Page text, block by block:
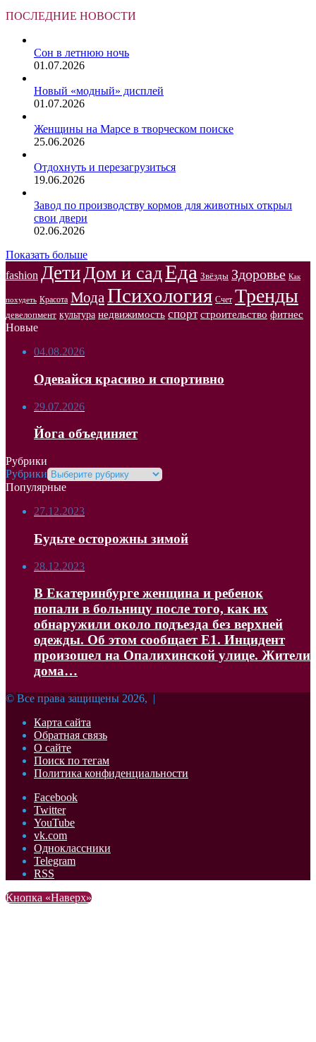
ПОСЛЕДНИЕ НОВОСТИ
Сон в летнюю ночь
01.07.2026
Новый «модный» дисплей
01.07.2026
Женщины на Марсе в творческом поиске
25.06.2026
Отдохнуть и перезагрузиться
19.06.2026
Завод по производству кормов для животных открыл
свои двери
02.06.2026
Показать больше
fashion ДетиДом и садЕда Звёзды Здоровье Как
похудеть Красота Мода Психология Счет Тренды
девелопмент культура недвижимость спорт строительство фитнес
Новые
04.08.2026
Одевайся красиво и спортивно
29.07.2026
Йога объединяет
Рубрики
Рубрики
Популярные
27.12.2023
Будьте осторожны зимой
28.12.2023
В Екатеринбурге женщина и ребенок
попали в больницу после того, как их
обнаружили около подъезда без верхней
одежды. Об этом сообщает Е1. Инцидент
произошел на Опалихинской улице. Жители
дома…
© Все права защищены 2026, |
Карта сайта
Обратная связь
О сайте
Поиск по тегам
Политика конфиденциальности
Facebook
Twitter
YouTube
vk.com
Одноклассники
Telegram
RSS
Кнопка «Наверх»